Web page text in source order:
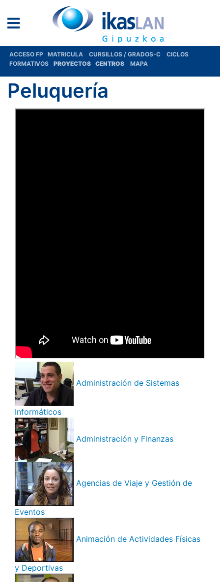
ACCESO FP MATRICULA CURSILLOS / GRADOS-C
CICLOS
FORMATIVOS
PROYECTOS CENTROS MAPA
Peluquería
Administración de Sistemas
Informáticos
Administración y Finanzas
Agencias de Viaje y Gestión de
Eventos
Animación de Actividades Físicas
y Deportivas